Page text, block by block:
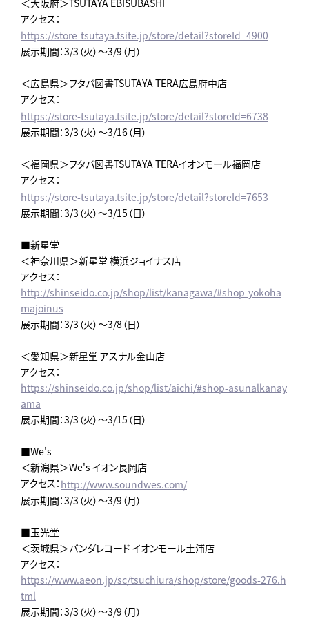
アクセス：
https://store-tsutaya.tsite.jp/store/detail?storeId=4900
展示期間：3/3（火）～3/9（月）
＜広島県＞フタバ図書TSUTAYA TERA広島府中店
アクセス：
https://store-tsutaya.tsite.jp/store/detail?storeId=6738
展示期間：3/3（火）～3/16（月）
＜福岡県＞フタバ図書TSUTAYA TERAイオンモール福岡店
アクセス：
https://store-tsutaya.tsite.jp/store/detail?storeId=7653
展示期間：3/3（火）～3/15（日）
■新星堂
＜神奈川県＞新星堂 横浜ジョイナス店
アクセス：
http://shinseido.co.jp/shop/list/kanagawa/#shop-yokoha
majoinus
展示期間：3/3（火）～3/8（日）
＜愛知県＞新星堂 アスナル金山店
アクセス：
https://shinseido.co.jp/shop/list/aichi/#shop-asunalkanay
ama
展示期間：3/3（火）～3/15（日）
■We's
＜新潟県＞We's イオン長岡店
アクセス： http://www.soundwes.com/
展示期間：3/3（火）～3/9（月）
■玉光堂
＜茨城県＞バンダレコード イオンモール土浦店
アクセス：
https://www.aeon.jp/sc/tsuchiura/shop/store/goods-276.h
tml
展示期間：3/3（火）～3/9（月）